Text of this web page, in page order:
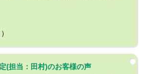
(担当：田村)のお客様の声